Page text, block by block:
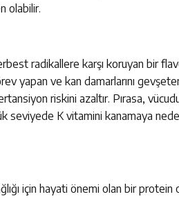
olabilir.
radikallere karşı koruyan bir
yapan ve kan damarlarını
riskini azaltır. Pırasa,
K vitamini kanamaya
için hayati önemi olan bir